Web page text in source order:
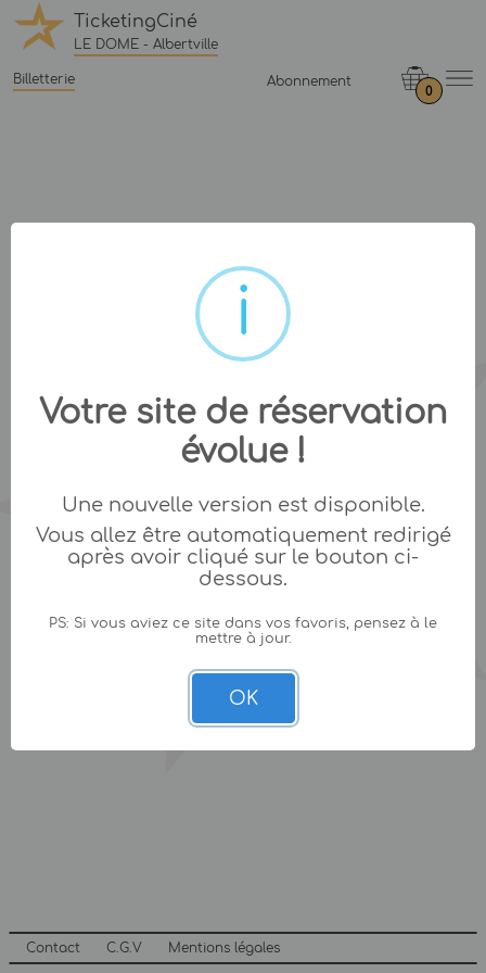
TicketingCiné
LE DOME - Albertville
Billetterie Abonnement
0
Contact C.G.V Mentions légales
Votre site de réservation
évolue !
Une nouvelle version est disponible.
Vous allez être automatiquement redirigé
après avoir cliqué sur le bouton ci-
dessous.
PS: Si vous aviez ce site dans vos favoris, pensez à le
mettre à jour.
OK